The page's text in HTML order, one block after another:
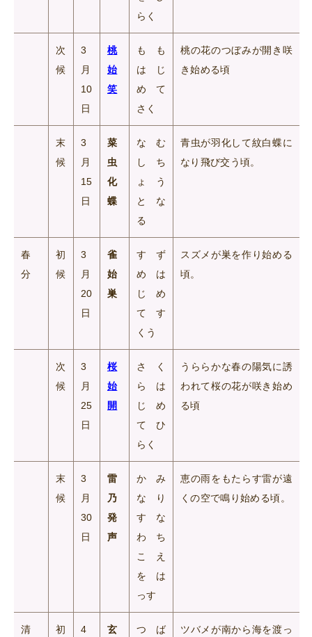
らく
次
候
3
月
10
日
桃
始
笑
もも
はじ
めて
さく
桃の花のつぼみが開き咲
き始める頃
末
候
3
月
15
日
菜
虫
化
蝶
なむ
しち
ょう
とな
る
青虫が羽化して紋白蝶に
なり飛び交う頃。
春
分
初
候
3
月
20
日
雀
始
巣
すず
めは
じめ
てす
くう
スズメが巣を作り始める
頃。
次
候
3
月
25
日
桜
始
開
さく
らは
じめ
てひ
らく
うららかな春の陽気に誘
われて桜の花が咲き始め
る頃
末
候
3
月
30
日
雷
乃
発
声
かみ
なり
すな
わち
こえ
をは
っす
恵の雨をもたらす雷が遠
くの空で鳴り始める頃。
清 初 4 玄 つば ツバメが南から海を渡っ